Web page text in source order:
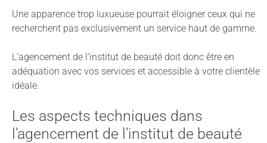
Une apparence trop luxueuse pourrait éloigner ceux qui ne
recherchent pas exclusivement un service haut de gamme.
L’agencement de l’institut de beauté doit donc être en
adéquation avec vos services et accessible à votre clientèle
idéale.
Les aspects techniques dans
l’agencement de l’institut de beauté